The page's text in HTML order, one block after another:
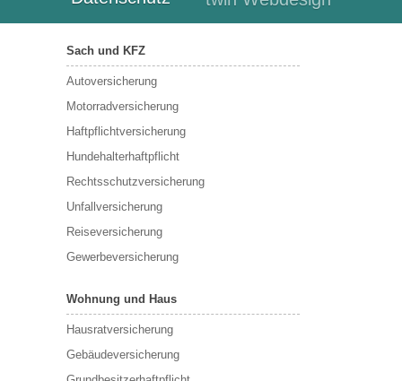
Sach und KFZ
Autoversicherung
Motorradversicherung
Haftpflichtversicherung
Hundehalterhaftpflicht
Rechtsschutzversicherung
Unfallversicherung
Reiseversicherung
Gewerbeversicherung
Wohnung und Haus
Hausratversicherung
Gebäudeversicherung